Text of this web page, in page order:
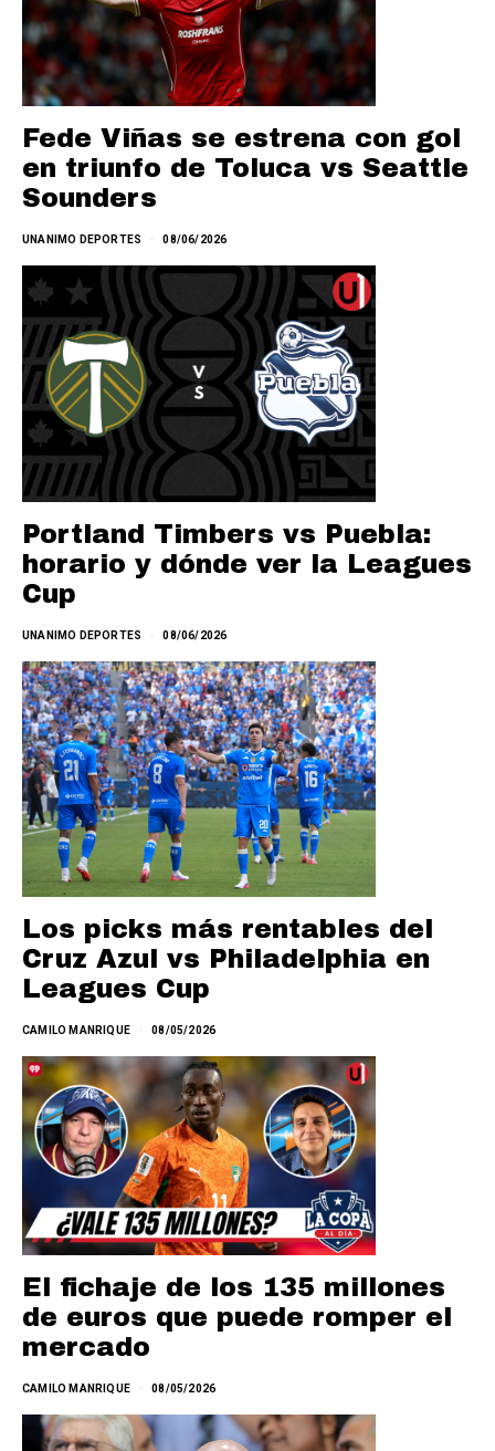
Fede Viñas se estrena con gol
en triunfo de Toluca vs Seattle
Sounders
UNANIMO DEPORTES 08/06/2026
Portland Timbers vs Puebla:
horario y dónde ver la Leagues
Cup
UNANIMO DEPORTES 08/06/2026
Los picks más rentables del
Cruz Azul vs Philadelphia en
Leagues Cup
CAMILO MANRIQUE 08/05/2026
El fichaje de los 135 millones
de euros que puede romper el
mercado
CAMILO MANRIQUE 08/05/2026